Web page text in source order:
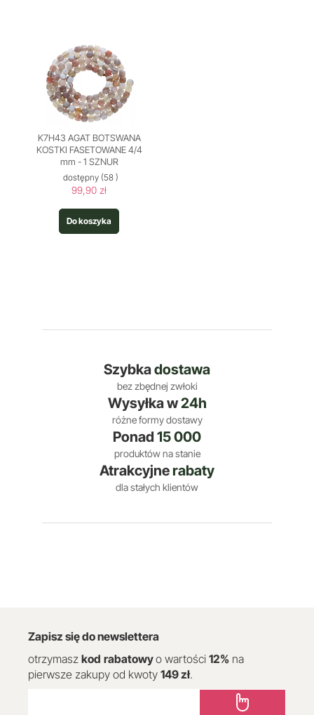
K7H43 AGAT BOTSWANA
KOSTKI FASETOWANE 4/4
mm - 1 SZNUR
dostępny (58 )
99,90 zł
Do koszyka
Szybkadostawa
bez zbędnej zwłoki
Wysyłka w24h
różne formy dostawy
Ponad 15 000
produktów na stanie
Atrakcyjnerabaty
dla stałych klientów
Zapisz się do newslettera
otrzymasz kod rabatowyo wartości 12% na
pierwsze zakupy od kwoty 149 zł.